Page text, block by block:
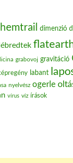
dimenzió
grabovoj gravitáció
labant
nyelvész ogerle
vírus víz írások